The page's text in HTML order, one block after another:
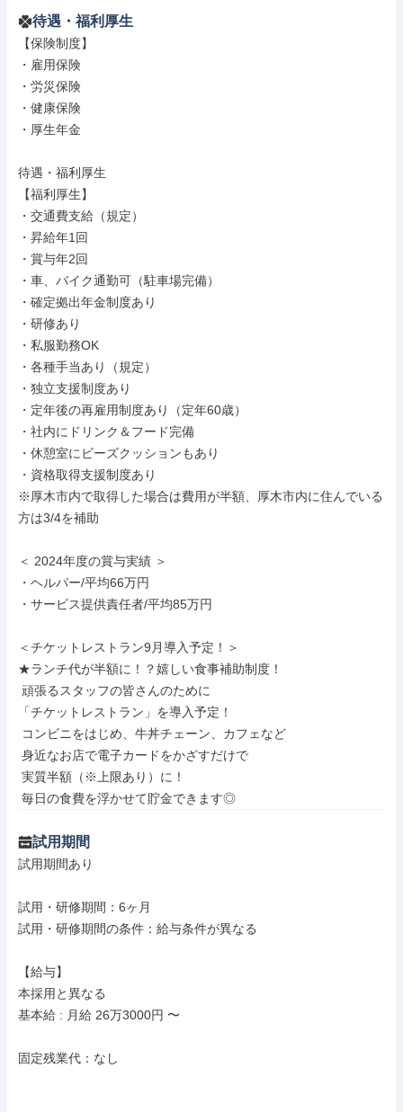
待遇・福利厚生
【保険制度】
・雇用保険
・労災保険
・健康保険
・厚生年金
待遇・福利厚生
【福利厚生】
・交通費支給（規定）
・昇給年1回
・賞与年2回
・車、バイク通勤可（駐車場完備）
・確定拠出年金制度あり
・研修あり
・私服勤務OK
・各種手当あり（規定）
・独立支援制度あり
・定年後の再雇用制度あり（定年60歳）
・社内にドリンク＆フード完備
・休憩室にビーズクッションもあり
・資格取得支援制度あり
※厚木市内で取得した場合は費用が半額、厚木市内に住んでいる
方は3/4を補助
＜ 2024年度の賞与実績 ＞
・ヘルパー/平均66万円
・サービス提供責任者/平均85万円
＜チケットレストラン9月導入予定！＞
★ランチ代が半額に！？嬉しい食事補助制度！
「チケットレストラン」を導入予定！
毎日の食費を浮かせて貯金できます◎
試用期間
試用期間あり
試用・研修期間：6ヶ月
試用・研修期間の条件：給与条件が異なる
【給与】
本採用と異なる
基本給 : 月給 26万3000円 〜
固定残業代：なし